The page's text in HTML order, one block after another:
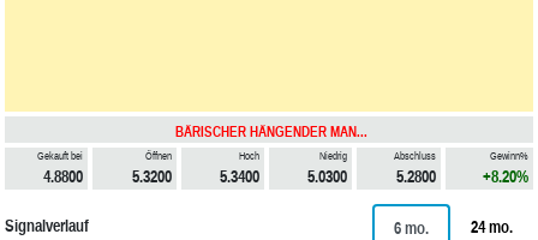
BÄRISCHER HÄNGENDER MAN...
Gekauft bei
4.8800
Öffnen
5.3200
Hoch
5.3400
Niedrig
5.0300
Abschluss
5.2800
Gewinn%
+8.20%
Signalverlauf 6 mo. 24 mo.